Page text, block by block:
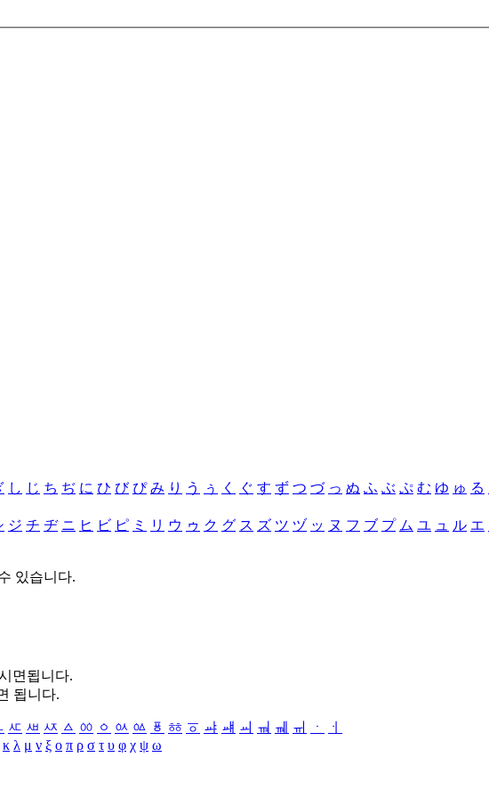
し じ ち ぢ に ひ び ぴ み り う ぅ く ぐ す ず つ づ っ ぬ ふ ぶ ぷ む ゆ ゅ る
ジ チ ヂ ニ ヒ ビ ピ ミ リ ウ ゥ ク グ ス ズ ツ ヅ ッ ヌ フ ブ プ ム ユ ュ ル エ
있습니다.
면됩니다.
됩니다.
ㅼ ㅽ ㅾ ㅿ ㆀ ㆁ ㆂ ㆃ ㆄ ㆅ ㆆ ㆇ ㆈ ㆉ ㆊ ㆋ ㆌ ㆍ
ㆎ
κ λ μ ν ξ ο π ρ σ τ υ φ χ ψ ω